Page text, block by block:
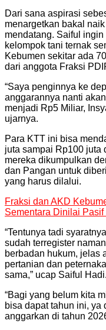
Dari sana aspirasi
menargetkan bakal
mendatang. Saiful
kelompok tani ternak
Kebumen sekitar ada
dari anggota Fraksi
“Saya penginnya ke
anggarannya nanti
menjadi Rp5 Miliar,
ujarnya.
Para KTT ini bisa
juta sampai Rp100 juta
mereka dikumpulkan
dan Pangan untuk
yang harus dilalui.
Fraksi dan AKD
Sementara Dinilai
“Tentunya tadi
sudah terregister
berbadan hukum, jelas
pertanian dan
sama,” ucap Saiful Hadi.
“Bagi yang belum kita
bisa dapat tahun ini,
anggarkan di tahun